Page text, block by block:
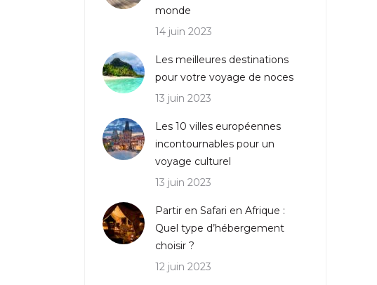
monde
14 juin 2023
Les meilleures destinations
pour votre voyage de noces
13 juin 2023
Les 10 villes européennes
incontournables pour un
voyage culturel
13 juin 2023
Partir en Safari en Afrique :
Quel type d’hébergement
choisir ?
12 juin 2023